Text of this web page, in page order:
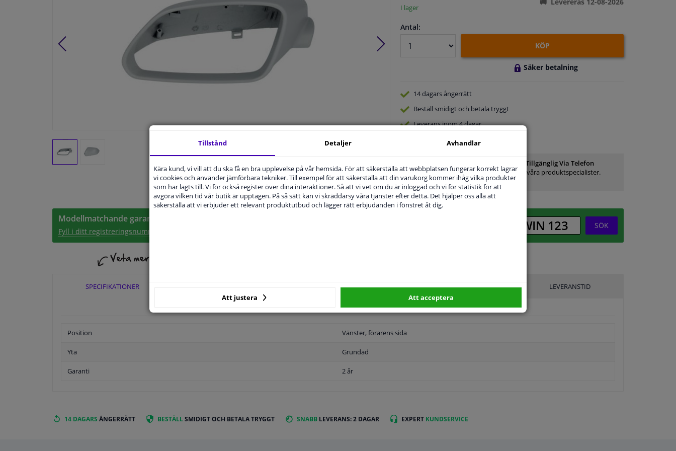
Produktnummer:
I lager
Antal:
KÖP
Säker betalning
14 dagarsångerrätt
Beställ smidigt och betala tryggt
Leverans inom 4 dagar
Kundservice
Inte Tillgänglig Via Telefon
Ställ din fråga hos våra produktspecialister.
Frågor Och Svar
Modellmatchande garanti, Hitta rätt bildelar.
Fyll i ditt registreringsnummer
SÖK
SPECIFIKATIONER ORIGINALNUMMER TILLVERKARE LEVERANSTID
Position Vänster, förarens sida
Yta Grundad
Garanti 2 år
14 DAGARS ÅNGERRÄTT BESTÄLLSMIDIGT OCH BETALA TRYGGT SNABB LEVERANS: 2 DAGAR EXPERT KUNDSERVICE
Tillstånd Detaljer Avhandlar
Kära kund, vi vill att du ska få en bra upplevelse på vår hemsida. För att säkerställa att webbplatsen fungerar korrekt lagrar
vi cookies och använder jämförbara tekniker. Till exempel för att säkerställa att din varukorg kommer ihåg vilka produkter
som har lagts till. Vi för också register över dina interaktioner. Så att vi vet om du är inloggad och vi för statistik för att
avgöra vilken tid vår butik är upptagen. På så sätt kan vi skräddarsy våra tjänster efter detta. Det hjälper oss alla att
säkerställa att vi erbjuder ett relevant produktutbud och lägger rätt erbjudanden i fönstret åt dig.
Att justera Att acceptera